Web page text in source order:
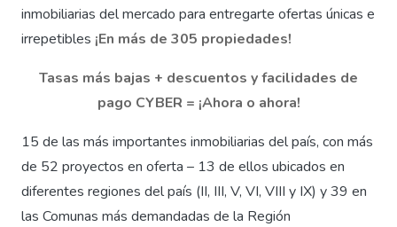
inmobiliarias del mercado para entregarte ofertas únicas e
irrepetibles ¡En más de 305 propiedades!
Tasas más bajas + descuentos y facilidades de
pago CYBER = ¡Ahora o ahora!
15 de las más importantes inmobiliarias del país, con más
de 52 proyectos en oferta – 13 de ellos ubicados en
diferentes regiones del país (II, III, V, VI, VIII y IX) y 39 en
las Comunas más demandadas de la Región